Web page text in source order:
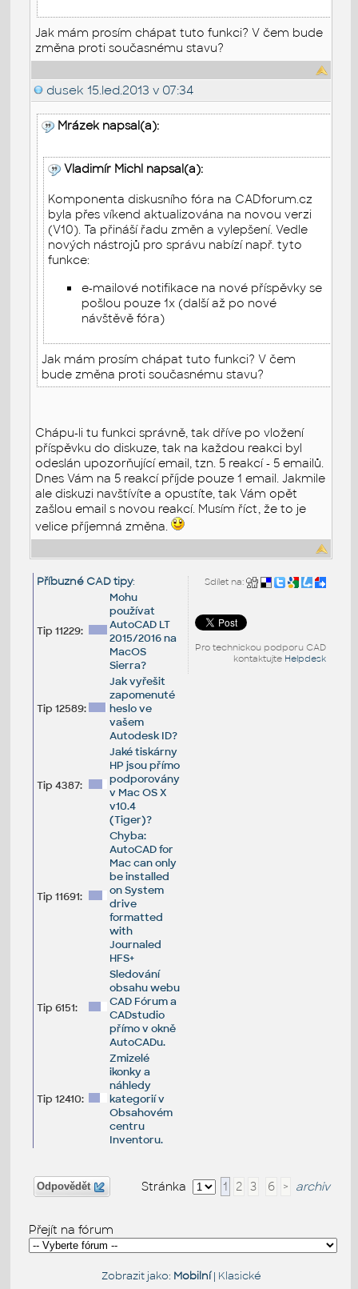
Jak mám prosím chápat tuto funkci? V čem bude
změna proti současnému stavu?
dusek 15.led.2013 v 07:34
Mrázek napsal(a):
Vladimír Michl napsal(a):
Komponenta diskusního fóra na CADforum.cz
byla přes víkend aktualizována na novou verzi
(V10). Ta přináší řadu změn a vylepšení. Vedle
nových nástrojů pro správu nabízí např. tyto
funkce:
e-mailové notifikace na nové příspěvky se
pošlou pouze 1x (další až po nové
návštěvě fóra)
Jak mám prosím chápat tuto funkci? V čem
bude změna proti současnému stavu?
Chápu-li tu funkci správně, tak dříve po vložení
příspěvku do diskuze, tak na každou reakci byl
odeslán upozorňující email, tzn. 5 reakcí - 5 emailů.
Dnes Vám na 5 reakcí příjde pouze 1 email. Jakmile
ale diskuzi navštívíte a opustíte, tak Vám opět
zašlou email s novou reakcí. Musím říct, že to je
velice příjemná změna.
Sdílet na:
Pro technickou podporu CAD
kontaktujte Helpdesk
Příbuzné CAD tipy:
Tip 11229:
Mohu
používat
AutoCAD LT
2015/2016 na
MacOS
Sierra?
Tip 12589:
Jak vyřešit
zapomenuté
heslo ve
vašem
Autodesk ID?
Tip 4387:
Jaké tiskárny
HP jsou přímo
podporovány
v Mac OS X
v10.4
(Tiger)?
Tip 11691:
Chyba:
AutoCAD for
Mac can only
be installed
on System
drive
formatted
with
Journaled
HFS+
Tip 6151:
Sledování
obsahu webu
CAD Fórum a
CADstudio
přímo v okně
AutoCADu.
Tip 12410:
Zmizelé
ikonky a
náhledy
kategorií v
Obsahovém
centru
Inventoru.
Odpovědět Stránka 1 2 3 6 > archiv
Přejít na fórum
Zobrazit jako: Mobilní| Klasické